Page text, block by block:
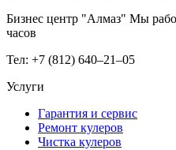
Бизнес центр "Алмаз" Мы
часов
Тел: +7 (812) 640–21–05
Услуги
Гарантия и сервис
Ремонт кулеров
Чистка кулеров